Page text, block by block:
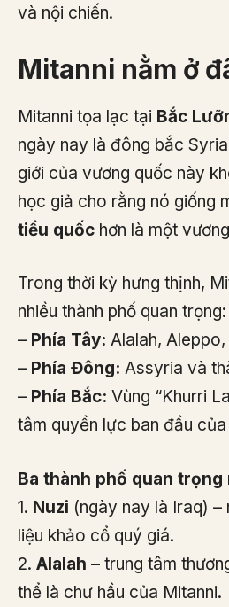
và nội chiến.
Mitanni nằm ở
Mitanni tọa lạc tại Bắc
ngày nay là đông bắc
giới của vương quốc này
học giả cho rằng nó giống
tiểu quốc hơn là một
Trong thời kỳ hưng thịnh,
nhiều thành phố quan trọng:
– Phía Tây: Alalah,
– Phía Đông: Assyria và
– Phía Bắc: Vùng “Khurri
tâm quyền lực ban đầu
Ba thành phố quan
1. Nuzi (ngày nay là Iraq) –
liệu khảo cổ quý giá.
2. Alalah – trung tâm
thể là chư hầu của Mitanni.